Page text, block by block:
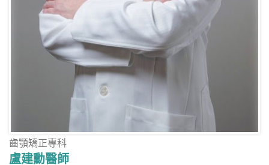
齒顎矯正專科
盧建勳醫師